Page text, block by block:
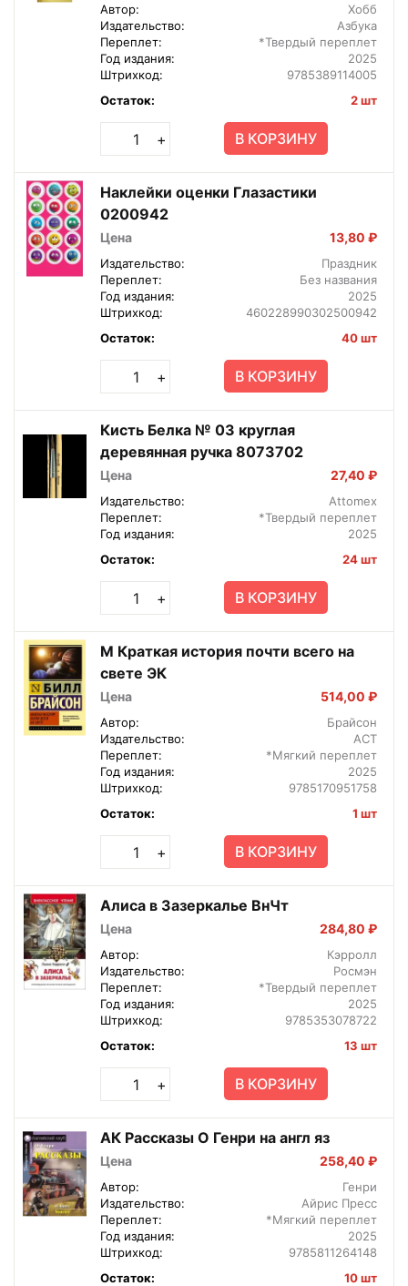
Автор:
Хобб
Издательство:
Азбука
Переплет:
*Твердый переплет
Год издания:
2025
Штрихкод:
9785389114005
Остаток:
2 шт
+ В КОРЗИНУ
Наклейки оценки Глазастики
0200942
Цена 13,80 ₽
Издательство:
Праздник
Переплет:
Без названия
Год издания:
2025
Штрихкод:
460228990302500942
Остаток:
40 шт
+ В КОРЗИНУ
Кисть Белка № 03 круглая
деревянная ручка 8073702
Цена 27,40 ₽
Издательство:
Attomex
Переплет:
*Твердый переплет
Год издания:
2025
Остаток:
24 шт
+ В КОРЗИНУ
М Краткая история почти всего на
свете ЭК
Цена 514,00 ₽
Автор:
Брайсон
Издательство:
АСТ
Переплет:
*Мягкий переплет
Год издания:
2025
Штрихкод:
9785170951758
Остаток:
1 шт
+ В КОРЗИНУ
Алиса в Зазеркалье ВнЧт
Цена 284,80 ₽
Автор:
Кэрролл
Издательство:
Росмэн
Переплет:
*Твердый переплет
Год издания:
2025
Штрихкод:
9785353078722
Остаток:
13 шт
+ В КОРЗИНУ
АК Рассказы О Генри на англ яз
Цена 258,40 ₽
Автор:
Генри
Издательство:
Айрис Пресс
Переплет:
*Мягкий переплет
Год издания:
2025
Штрихкод:
9785811264148
Остаток:
10 шт